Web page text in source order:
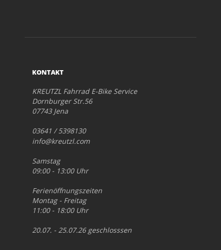
KONTAKT
KREUTZL Fahrrad E-Bike Service
Dornburger Str.56
07743 Jena
03641 / 5398130
info@kreutzl.com
Samstag
09:00 - 13:00 Uhr
Ferienöffnungszeiten
Montag - Freitag
11:00 - 18:00 Uhr
20.07. - 25.07.26 geschlosssen